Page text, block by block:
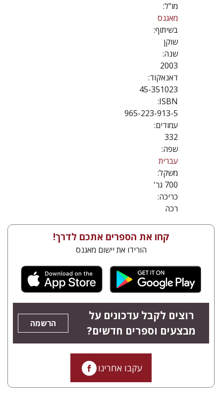
מו"ל:
מאגנס
בשיתוף:
שוקן
שנה:
2003
דאנאקוד:
45-351023
ISBN:
965-223-913-5
עמודים:
332
שפה:
עברית
משקל:
700 גר'
כריכה:
רכה
קחו את הספרים אתכם לדרך!
הורידו את יישום מאגנס
רוצים לקבל עדכונים על
מבצעים וספרים חדשים?
הרשמה
עקבו אחרינו